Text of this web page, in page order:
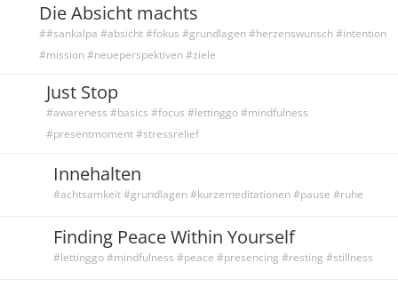
Die Absicht machts
##sankalpa #absicht #fokus #grundlagen #herzenswunsch #intention
#mission #neueperspektiven #ziele
Just Stop
#awareness #basics #focus #lettinggo #mindfulness
#presentmoment #stressrelief
Innehalten
#achtsamkeit #grundlagen #kurzemeditationen #pause #ruhe
Finding Peace Within Yourself
#lettinggo #mindfulness #peace #presencing #resting #stillness